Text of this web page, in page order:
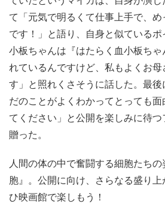
て「元気で明るくて仕事上手で、
です！」と語り、自身と似ているポ
小板ちゃんは『はたらく血小板ち
れているんですけど、私もよくお母
す」と照れくさそうに話した。最
だのことがよくわかってとっても
てください」と公開を楽しみに待
贈った。
人間の体の中で奮闘する細胞たち
胞』。公開に向け、さらなる盛り
ひ映画館で楽しもう！